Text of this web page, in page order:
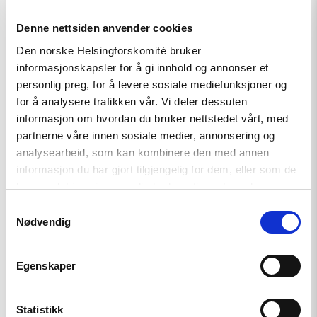
Denne nettsiden anvender cookies
Den norske Helsingforskomité bruker
informasjonskapsler for å gi innhold og annonser et
personlig preg, for å levere sosiale mediefunksjoner og
for å analysere trafikken vår. Vi deler dessuten
informasjon om hvordan du bruker nettstedet vårt, med
partnerne våre innen sosiale medier, annonsering og
analysearbeid, som kan kombinere den med annen
informasjon du har gjort tilgjengelig for dem, eller som de
har samlet inn gjennom din bruk av tjenestene deres.
Nødvendig
Egenskaper
Statistikk
menneskerettigheter på alvor
Read
article
"Støtt
pressefriheten
–
les
The
Forbidden